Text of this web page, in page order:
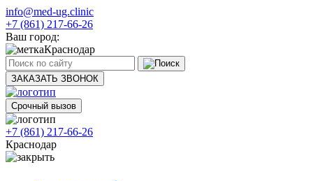
info@med-ug.clinic
+7 (861) 217-66-26
Ваш город:
Краснодар
ЗАКАЗАТЬ ЗВОНОК
Срочный вызов
+7 (861) 217-66-26
Краснодар